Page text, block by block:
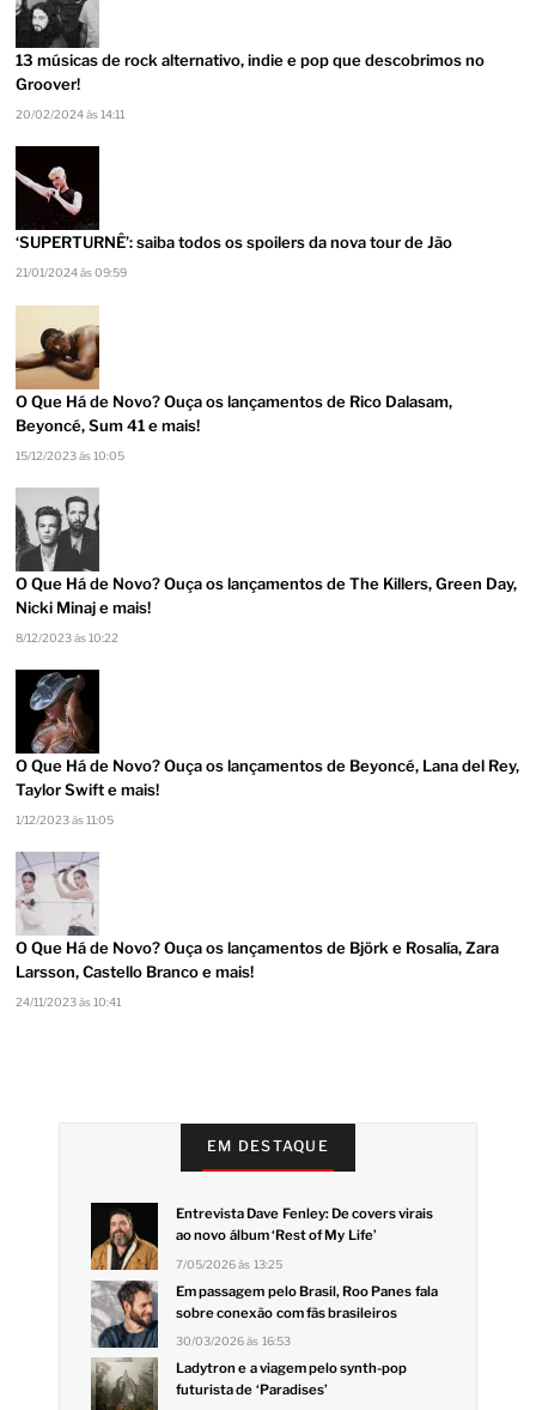
13 músicas de rock alternativo, indie e pop que descobrimos no
Groover!
20/02/2024 às 14:11
‘SUPERTURNÊ’: saiba todos os spoilers da nova tour de Jão
21/01/2024 às 09:59
O Que Há de Novo? Ouça os lançamentos de Rico Dalasam,
Beyoncé, Sum 41 e mais!
15/12/2023 às 10:05
O Que Há de Novo? Ouça os lançamentos de The Killers, Green Day,
Nicki Minaj e mais!
8/12/2023 às 10:22
O Que Há de Novo? Ouça os lançamentos de Beyoncé, Lana del Rey,
Taylor Swift e mais!
1/12/2023 às 11:05
O Que Há de Novo? Ouça os lançamentos de Björk e Rosalía, Zara
Larsson, Castello Branco e mais!
24/11/2023 às 10:41
EM DESTAQUE
Entrevista Dave Fenley: De covers virais
ao novo álbum ‘Rest of My Life’
7/05/2026 às 13:25
Em passagem pelo Brasil, Roo Panes fala
sobre conexão com fãs brasileiros
30/03/2026 às 16:53
Ladytron e a viagem pelo synth-pop
futurista de ‘Paradises’